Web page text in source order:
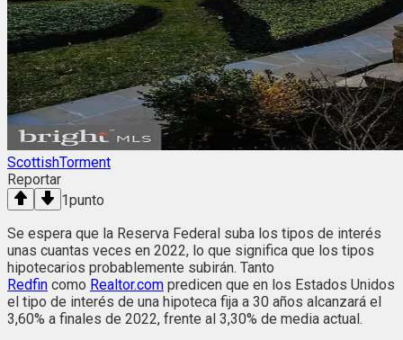
ScottishTorment
Reportar
1punto
Se espera que la Reserva Federal suba los tipos de interés
unas cuantas veces en 2022, lo que significa que los tipos
hipotecarios probablemente subirán. Tanto
Redfin como Realtor.com predicen que en los Estados Unidos
el tipo de interés de una hipoteca fija a 30 años alcanzará el
3,60% a finales de 2022, frente al 3,30% de media actual.